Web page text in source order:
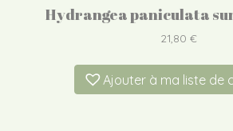
Hydrangea paniculata
21,80 €
Ajouter à ma liste de